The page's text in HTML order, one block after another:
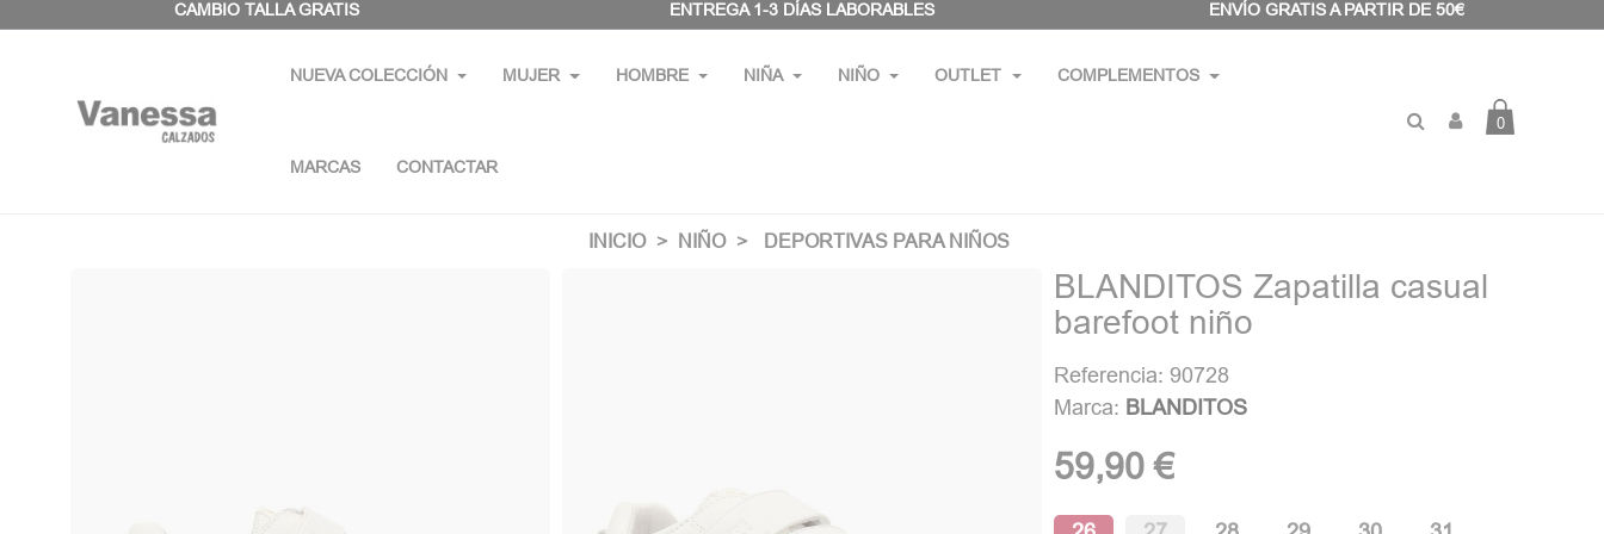
CAMBIO TALLA GRATIS ENTREGA 1-3 DÍAS LABORABLES ENVÍO GRATIS A PARTIR DE 50€
NUEVA COLECCIÓN MUJER HOMBRE NIÑA NIÑO OUTLET COMPLEMENTOS
MARCAS CONTACTAR
0
INICIO NIÑO DEPORTIVAS PARA NIÑOS
BLANDITOS Zapatilla casual
barefoot niño
Referencia: 90728
Marca: BLANDITOS
59,90 €
Panel de gestión de cookies